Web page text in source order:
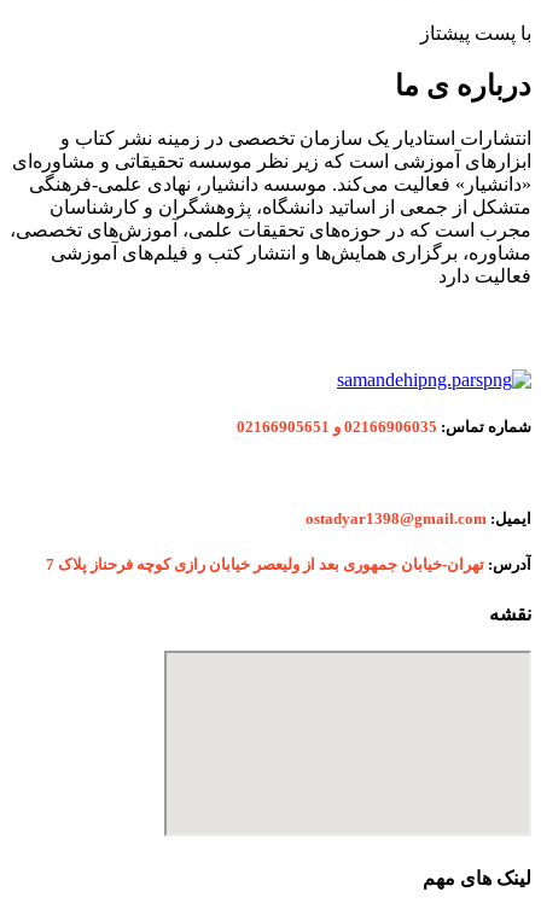
با پست پیشتاز
درباره ی ما
انتشارات استادیار یک سازمان تخصصی در زمینه نشر کتاب و
ابزارهای آموزشی است که زیر نظر موسسه تحقیقاتی و مشاوره‌ای
«دانشیار» فعالیت می‌کند. موسسه دانشیار، نهادی علمی-فرهنگی
متشکل از جمعی از اساتید دانشگاه، پژوهشگران و کارشناسان
مجرب است که در حوزه‌های تحقیقات علمی، آموزش‌های تخصصی،
مشاوره، برگزاری همایش‌ها و انتشار کتب و فیلم‌های آموزشی
فعالیت دارد
شماره تماس: 02166906035 و 02166905651
ایمیل: ostadyar1398@gmail.com
آدرس: تهران-خیابان جمهوری بعد از ولیعصر خیابان رازی کوچه فرحناز پلاک 7
نقشه
لینک های مهم